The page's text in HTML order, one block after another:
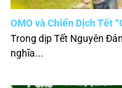
OMO và Chiến Dịch Tết
Trong dịp Tết Nguyên
nghĩa...